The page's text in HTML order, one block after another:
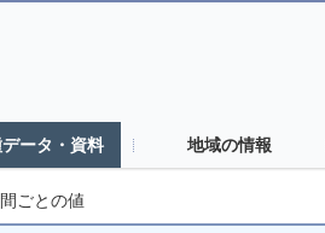
ータ・資料 地域の情報
ごとの値